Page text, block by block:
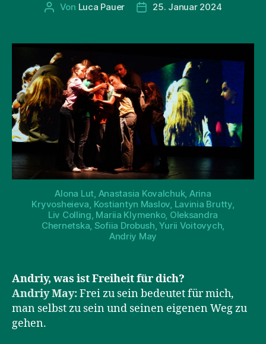
Beitragsautor
Von Luca Pauer Beitragsdatum
25. Januar 2024
Alona Lut, Anastasia Kovalchuk, Arina
Kryvosheieva, Kostiantyn Maslov, Lavinia Brutty,
Liv Colling, Mariia Klymenko, Oleksandra
Chernetska, Sofiia Drobush, Yurii Voitovych,
Andriy May
Andriy, was ist Freiheit für dich?
Andriy May:Frei zu sein bedeutet für mich,
man selbst zu sein und seinen eigenen Weg zu
gehen.